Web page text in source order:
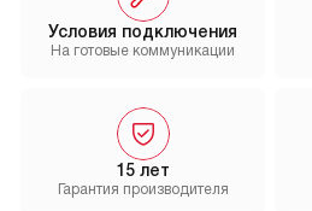
15 лет
Гарантия производителя
Условия подключения
На готовые коммуникации